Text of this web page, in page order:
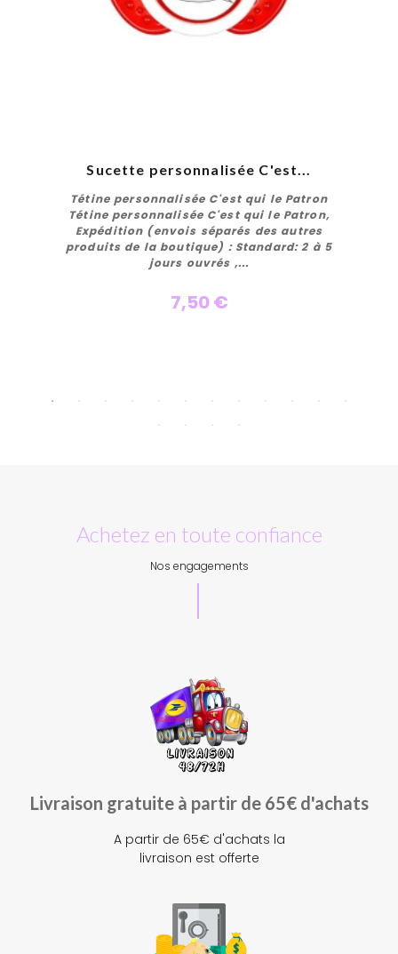
Personnaliser
Sucette personnalisée C'est...
Tétine personnalisée C'est qui le Patron
Tétine personnalisée C'est qui le Patron,
Expédition (envois séparés des autres
produits de la boutique) : Standard: 2 à 5
jours ouvrés ,...
7,50 €
Achetez en toute confiance
Nos engagements
Livraison gratuite à partir de 65€ d'achats
A partir de 65€ d'achats la
livraison est offerte